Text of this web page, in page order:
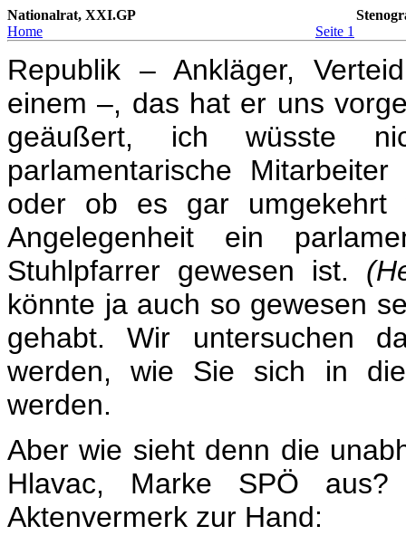
Nationalrat, XXI.GP
Home
Seite 1
Republik – Ankläger,
einem –, das hat er uns
geäußert, ich wüsste
parlamentarische
oder ob es gar umgekehrt
Angelegenheit ein
Stuhlpfarrer gewesen ist.
könnte ja auch so gewesen
gehabt. Wir untersuchen
werden, wie Sie sich in
werden.
Aber wie sieht denn die
Hlavac, Marke SPÖ
Aktenvermerk zur Hand: